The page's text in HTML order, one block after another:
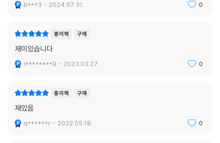
b***3 2024.07.31. 0
종이책 구매
재미있습니다
l********9 2023.03.27. 0
종이책 구매
재밌음
q******r 2022.05.18. 0